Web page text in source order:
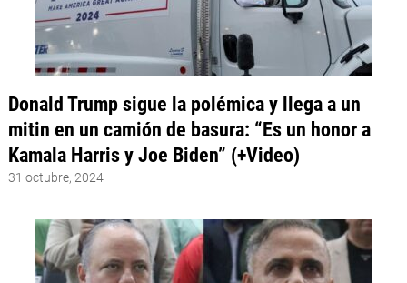
Donald Trump sigue la polémica y llega a un
mitin en un camión de basura: “Es un honor a
Kamala Harris y Joe Biden” (+Video)
31 octubre, 2024